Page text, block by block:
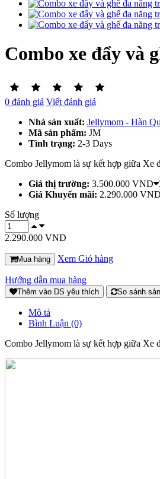
Combo xe đẩy và
0 đánh giá Viết đánh giá
Nhà sản xuất: Jellymom - Hàn
Mã sản phẩm: JM
Tình trạng: 2-3 Days
Combo Jellymom là sự kết hợp giữa Xe
Giá thị trường: 3.500.000 VND
Giá Khuyến mãi: 2.290.000 VND
Số lượng
2.290.000 VND
Mua hàng Xem Giỏ hàng
Hướng dẫn mua hàng
Thêm vào DS yêu thích So sánh
Mô tả
Bình Luận (0)
Combo Jellymom là sự kết hợp giữa Xe